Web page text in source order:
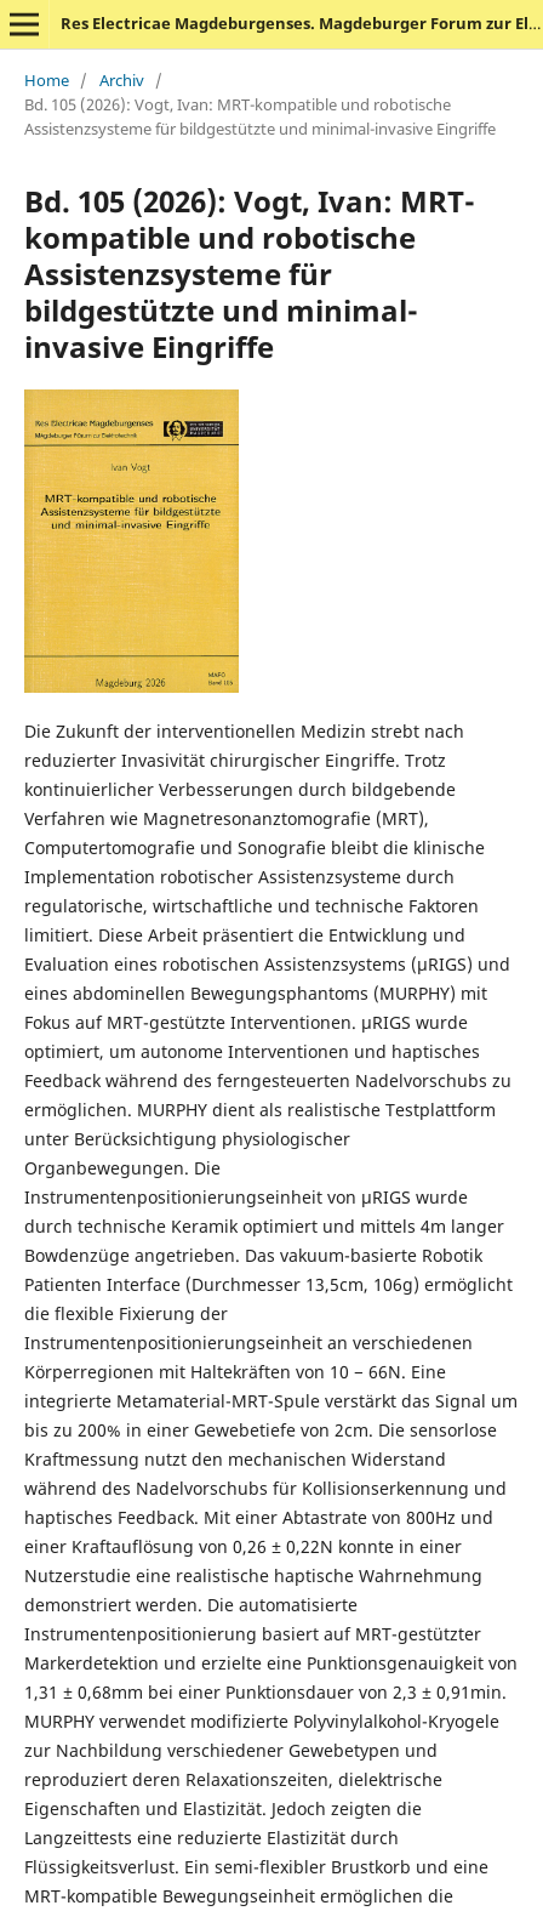
Res Electricae Magdeburgenses. Magdeburger Forum zur Elektrotechnik
Home / Archiv /
Bd. 105 (2026): Vogt, Ivan: MRT-kompatible und robotische
Assistenzsysteme für bildgestützte und minimal-invasive Eingriffe
Bd. 105 (2026): Vogt, Ivan: MRT-
kompatible und robotische
Assistenzsysteme für
bildgestützte und minimal-
invasive Eingriffe
Die Zukunft der interventionellen Medizin strebt nach
reduzierter Invasivität chirurgischer Eingriffe. Trotz
kontinuierlicher Verbesserungen durch bildgebende
Verfahren wie Magnetresonanztomografie (MRT),
Computertomografie und Sonografie bleibt die klinische
Implementation robotischer Assistenzsysteme durch
regulatorische, wirtschaftliche und technische Faktoren
limitiert. Diese Arbeit präsentiert die Entwicklung und
Evaluation eines robotischen Assistenzsystems (µRIGS) und
eines abdominellen Bewegungsphantoms (MURPHY) mit
Fokus auf MRT-gestützte Interventionen. µRIGS wurde
optimiert, um autonome Interventionen und haptisches
Feedback während des ferngesteuerten Nadelvorschubs zu
ermöglichen. MURPHY dient als realistische Testplattform
unter Berücksichtigung physiologischer
Organbewegungen. Die
Instrumentenpositionierungseinheit von µRIGS wurde
durch technische Keramik optimiert und mittels 4m langer
Bowdenzüge angetrieben. Das vakuum-basierte Robotik
Patienten Interface (Durchmesser 13,5cm, 106g) ermöglicht
die flexible Fixierung der
Instrumentenpositionierungseinheit an verschiedenen
Körperregionen mit Haltekräften von 10 − 66N. Eine
integrierte Metamaterial-MRT-Spule verstärkt das Signal um
bis zu 200% in einer Gewebetiefe von 2cm. Die sensorlose
Kraftmessung nutzt den mechanischen Widerstand
während des Nadelvorschubs für Kollisionserkennung und
haptisches Feedback. Mit einer Abtastrate von 800Hz und
einer Kraftauflösung von 0,26 ± 0,22N konnte in einer
Nutzerstudie eine realistische haptische Wahrnehmung
demonstriert werden. Die automatisierte
Instrumentenpositionierung basiert auf MRT-gestützter
Markerdetektion und erzielte eine Punktionsgenauigkeit von
1,31 ± 0,68mm bei einer Punktionsdauer von 2,3 ± 0,91min.
MURPHY verwendet modifizierte Polyvinylalkohol-Kryogele
zur Nachbildung verschiedener Gewebetypen und
reproduziert deren Relaxationszeiten, dielektrische
Eigenschaften und Elastizität. Jedoch zeigten die
Langzeittests eine reduzierte Elastizität durch
Flüssigkeitsverlust. Ein semi-flexibler Brustkorb und eine
MRT-kompatible Bewegungseinheit ermöglichen die